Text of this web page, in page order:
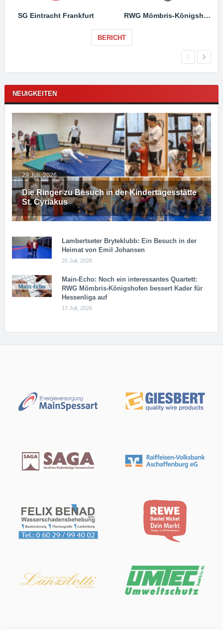
SG Eintracht Frankfurt RWG Mömbris-Königshofen
BERICHT
NEUIGKEITEN
Die Ringer zu Besuch in der Kindertagesstätte
St. Cyriakus
29 Juli, 2026
Lambertseter Bryteklubb: Ein Besuch in der
Heimat von Emil Johansen
25 Juli, 2026
Main-Echo: Noch ein in­ter­es­san­tes Quar­tett:
RWG Möm­b­ris-Kö­n­igs­ho­fen bessert Kader für
Hessenliga auf
17 Juli, 2026